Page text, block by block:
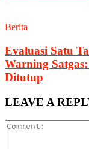
Berita
Evaluasi Satu
Warning
Ditutup
LEAVE A